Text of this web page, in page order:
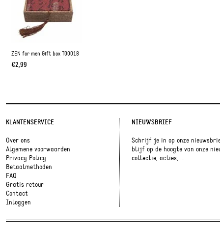
ZEN for men Gift box T00018
€2,99
KLANTENSERVICE
Over ons
Algemene voorwaarden
Privacy Policy
Betaalmethoden
FAQ
Gratis retour
Contact
Inloggen
NIEUWSBRIEF
Schrijf je in op onze
blijf op de hoogte van onze
collectie, acties, ...